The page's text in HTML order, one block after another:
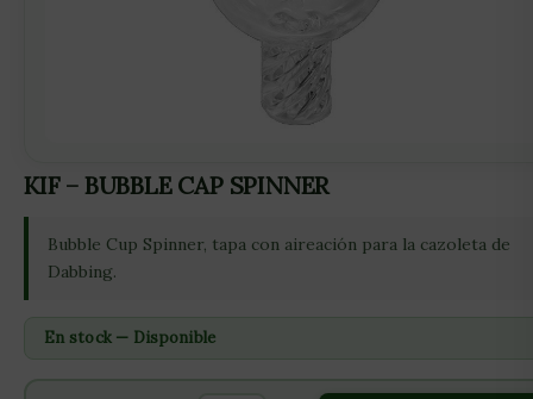
KIF – BUBBLE CAP SPINNER
Bubble Cup Spinner, tapa con aireación para la cazoleta de
Dabbing.
En stock — Disponible